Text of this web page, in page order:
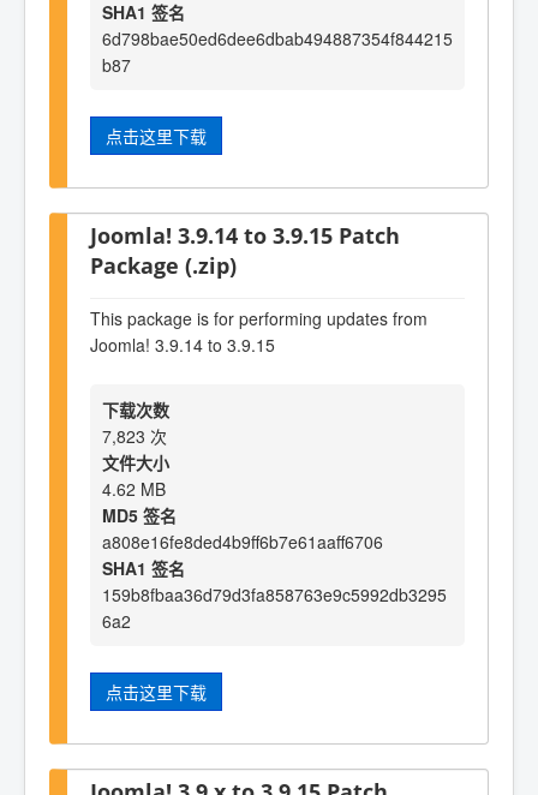
SHA1 签名
6d798bae50ed6dee6dbab494887354f844215
b87
点击这里下载
Joomla! 3.9.14 to 3.9.15 Patch
Package (.zip)
This package is for performing updates from
Joomla! 3.9.14 to 3.9.15
下载次数
7,823 次
文件大小
4.62 MB
MD5 签名
a808e16fe8ded4b9ff6b7e61aaff6706
SHA1 签名
159b8fbaa36d79d3fa858763e9c5992db3295
6a2
点击这里下载